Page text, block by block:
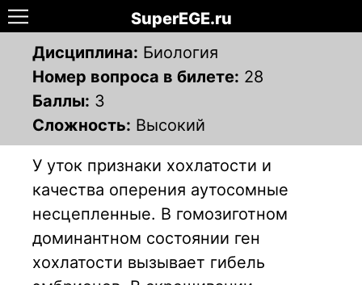
SuperEGE.ru
Дисциплина: Биология
Номер вопроса в билете: 28
Баллы: 3
Сложность: Высокий
У уток признаки хохлатости и
качества оперения аутосомные
несцепленные. В гомозиготном
доминантном состоянии ген
хохлатости вызывает гибель